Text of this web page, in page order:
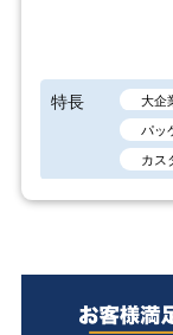
特長 大企
パッ
カス